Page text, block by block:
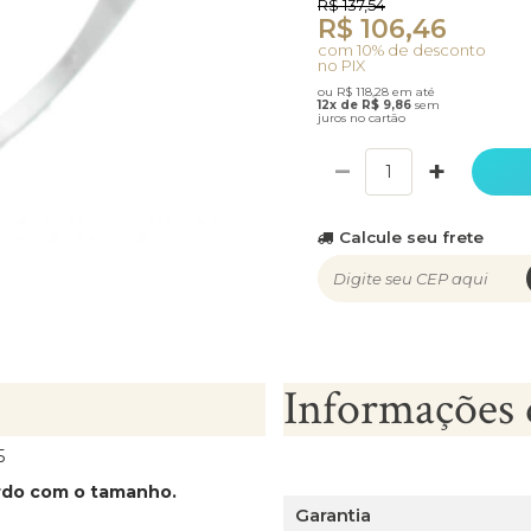
R$ 137,54
R$ 106,46
com 10% de desconto
no PIX
ou R$ 118,28 em até
12x de R$ 9,86 sem
juros no cartão
− +
Calcule seu frete
com o tamanho.
Garantia